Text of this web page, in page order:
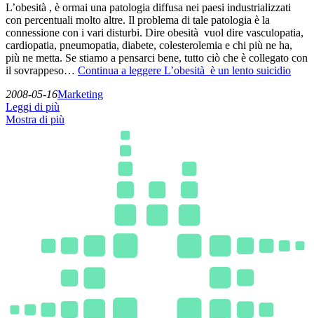
L’obesità , è ormai una patologia diffusa nei paesi industrializzati
con percentuali molto altre. Il problema di tale patologia è la
connessione con i vari disturbi. Dire obesità vuol dire vasculopatia,
cardiopatia, pneumopatia, diabete, colesterolemia e chi più ne ha,
più ne metta. Se stiamo a pensarci bene, tutto ciò che è collegato con
il sovrappeso… Continua a leggere L’obesità è un lento suicidio
2008-05-16Marketing
Leggi di più
Mostra di più